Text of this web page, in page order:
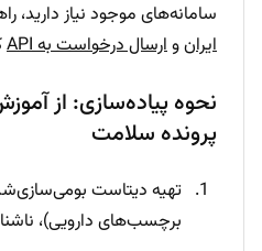
سامانه‌های موجود نیاز دارید،
ایرانوارسال درخواست به API
نحوه پیاده‌سازی: از
پرونده سلامت
تهیه دیتاست
برچسب‌های دارویی)،